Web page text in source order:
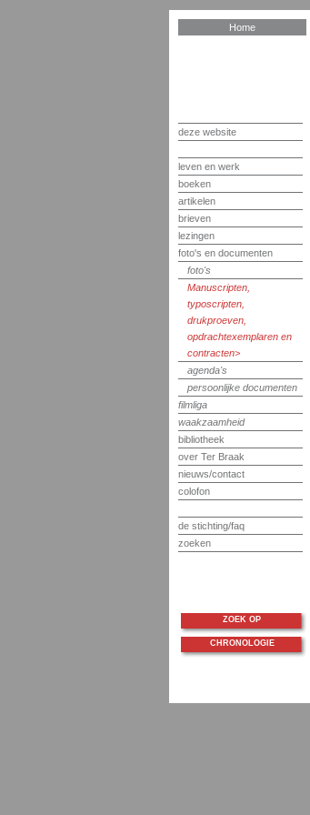
Home
deze website
leven en werk
boeken
artikelen
brieven
lezingen
foto's en documenten
foto's
Manuscripten,
typoscripten,
drukproeven,
opdrachtexemplaren en
contracten
agenda's
persoonlijke documenten
filmliga
waakzaamheid
bibliotheek
over Ter Braak
nieuws/contact
colofon
de stichting/faq
zoeken
ZOEK OP
CHRONOLOGIE